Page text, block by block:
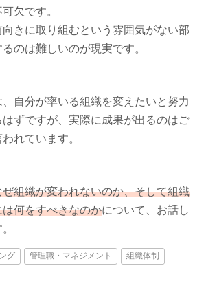
欠です。
向きに取り組むという雰囲気がない部
のは難しいのが現実です。
自分が率いる組織を変えたいと努力
はずですが、実際に成果が出るのはご
れています。
ぜ組織が変われないのか、そして組織
何をすべきなのかについて、お話し
グ 管理職・マネジメント 組織体制